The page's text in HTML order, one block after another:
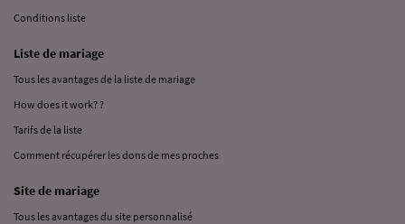
Conditions liste
Liste de mariage
Tous les avantages de la liste de mariage
How does it work? ?
Tarifs de la liste
Comment récupérer les dons de mes proches
Site de mariage
Tous les avantages du site personnalisé